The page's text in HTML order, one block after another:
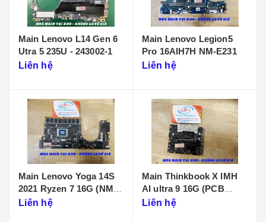
Main Lenovo L14 Gen 6
Utra 5 235U - 243002-1
Liên hệ
Main Lenovo Legion5
Pro 16AIH7H NM-E231
Liên hệ
Main Lenovo Yoga 14S
2021 Ryzen 7 16G (NM-
D431)
Liên hệ
Main Thinkbook X IMH
AI ultra 9 16G (PCB
KB340 NMF641)
Liên hệ